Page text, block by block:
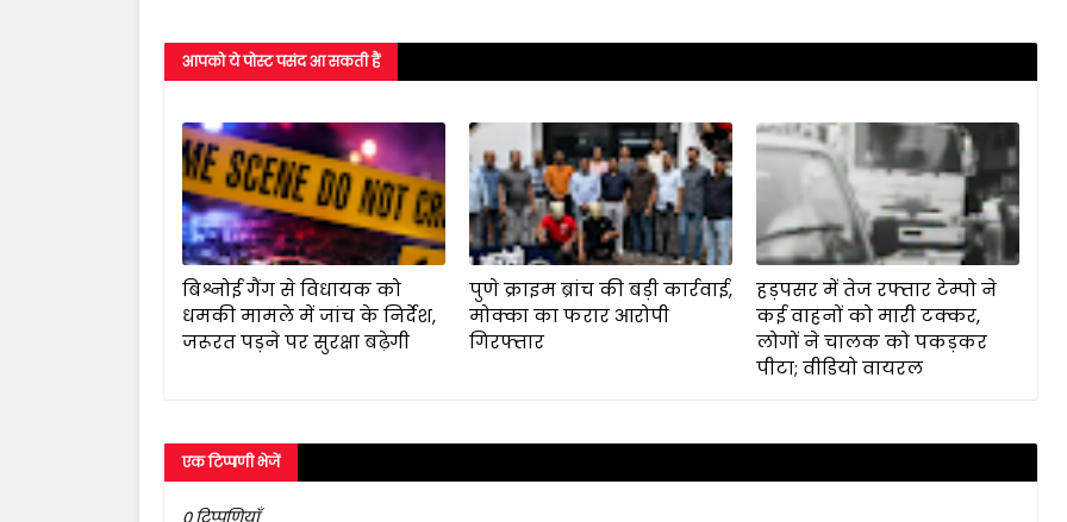
आपको ये पोस्ट पसंद आ सकती हैं
बिश्नोई गैंग से विधायक को
धमकी मामले में जांच के निर्देश,
जरूरत पड़ने पर सुरक्षा बढ़ेगी
पुणे क्राइम ब्रांच की बड़ी कार्रवाई,
मोक्का का फरार आरोपी
गिरफ्तार
हड़पसर में तेज रफ्तार टेम्पो ने
कई वाहनों को मारी टक्कर,
लोगों ने चालक को पकड़कर
पीटा; वीडियो वायरल
एक टिप्पणी भेजें